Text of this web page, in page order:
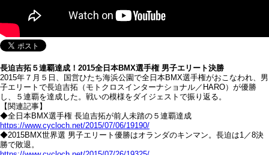
長迫吉拓５連覇達成！2015全日本BMX選手権 男子エリート決勝
2015年７月５日、国営ひたち海浜公園で全日本BMX選手権がおこなわれ、男
子エリートで長迫吉拓（モトクロスインターナショナル／HARO）が優勝
し、５連覇を達成した。戦いの模様をダイジェストで振り返る。
【関連記事】
◆全日本BMX選手権 長迫吉拓が前人未踏の５連覇達成
https://www.cycloch.net/2015/07/06/19190/
◆2015BMX世界選 男子エリート優勝はオランダのキンマン。長迫は1／8決
勝で敗退。